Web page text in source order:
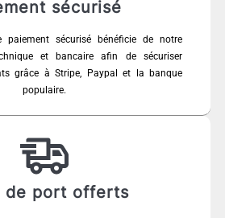
sécurisé
paiement sécurisé bénéficie de notre
et bancaire afin de sécuriser
grâce à Stripe, Paypal et la banque
populaire.
de port offerts